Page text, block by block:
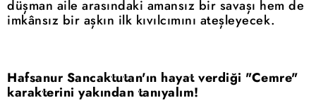
düşman aile arasındaki amansız bir savaşı hem de
imkânsız bir aşkın ilk kıvılcımını ateşleyecek.
Hafsanur Sancaktutan'ın hayat verdiği "Cemre"
karakterini yakından tanıyalım!